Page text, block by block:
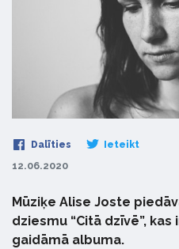
Dalīties Ieteikt
12.06.2020
Mūziķe Alise Joste
dziesmu “Citā dzīvē”,
gaidāmā albuma.